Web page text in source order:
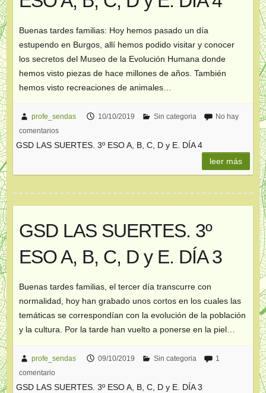
Buenas tardes familias: Hoy hemos pasado un día
estupendo en Burgos, allí hemos podido visitar y conocer
los secretos del Museo de la Evolución Humana donde
hemos visto piezas de hace millones de años. También
hemos visto recreaciones de animales…
profe_sendas 10/10/2019 Sin categoria
No hay
comentarios
GSD LAS SUERTES. 3º ESO A, B, C, D y E. DÍA 4
leer más
GSD LAS SUERTES. 3º
ESO A, B, C, D y E. DÍA 3
Buenas tardes familias, el tercer día transcurre con
normalidad, hoy han grabado unos cortos en los cuales las
temáticas se correspondían con la evolución de la población
y la cultura. Por la tarde han vuelto a ponerse en la piel…
profe_sendas 09/10/2019 Sin categoria
1
comentario
GSD LAS SUERTES. 3º ESO A, B, C, D y E. DÍA 3